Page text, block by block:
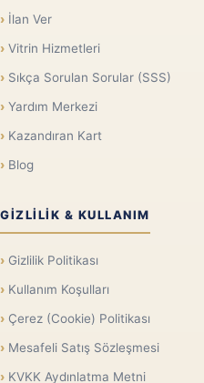
İlan Ver
Vitrin Hizmetleri
Sıkça Sorulan Sorular (SSS)
Yardım Merkezi
Kazandıran Kart
Blog
GIZLILIK & KULLANIM
Gizlilik Politikası
Kullanım Koşulları
Çerez (Cookie) Politikası
Mesafeli Satış Sözleşmesi
KVKK Aydınlatma Metni